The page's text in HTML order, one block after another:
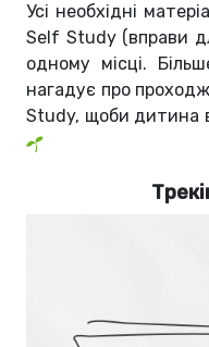
Усі необхідні
Self Study (вправи
одному місці.
нагадує про
Study, щоби дитина